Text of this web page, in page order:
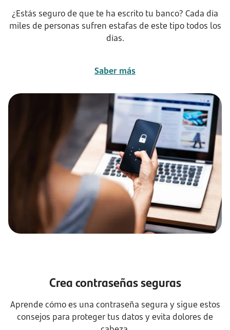
¿Estás seguro de que te ha escrito tu banco? Cada día
miles de personas sufren estafas de este tipo todos los
días.
Saber más
Crea contraseñas seguras
Aprende cómo es una contraseña segura y sigue estos
consejos para proteger tus datos y evita dolores de